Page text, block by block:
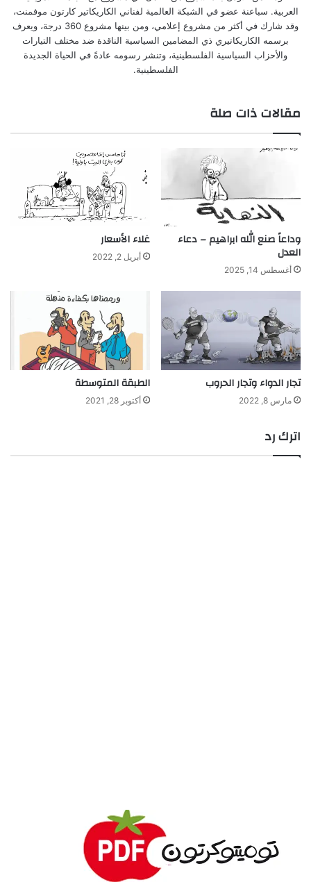
العربية. سباعنة عضو في الشبكة العالمية لفناني الكاريكاتير كارتون موفمنت،
وقد شارك في أكثر من مشروع إعلامي، ومن بينها مشروع 360 درجة، ويعرف
برسمه الكاريكاتيري ذي المضامين السياسية الناقدة ضد مختلف التيارات
والأحزاب السياسية الفلسطينية، وتنشر رسومه عادةً في الحياة الجديدة
الفلسطينية.
مقالات ذات صلة
وداعاً صنع الله ابراهيم – دعاء
العدل
أغسطس 14, 2025
غلاء الأسعار
أبريل 2, 2022
تجار الدواء وتجار الحروب
مارس 8, 2022
الطبقة المتوسطة
أكتوبر 28, 2021
اترك رد